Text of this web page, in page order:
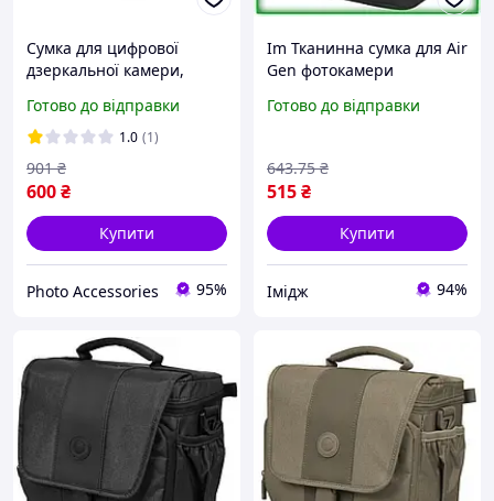
Сумка для цифрової
дзеркальної камери,
фотообладнання, сумка
через плече для Nikon
Canon Sony D3100 D3200
D310
Готово до відправки
1.0 (1)
600₴
901 ₴
Купити
Photo Accessories 95%
Im Тканинна сумка для Air
Gen фотокамери
для цифрової дзеркальної
Готово до відправки
515₴
643.75 ₴
Купити
Імідж 94%